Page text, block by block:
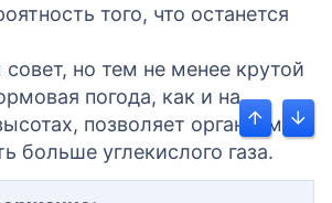
того, что останется
но тем не менее крутой
погода, как и на
позволяет организму
больше углекислого газа.
Угорі Унизу